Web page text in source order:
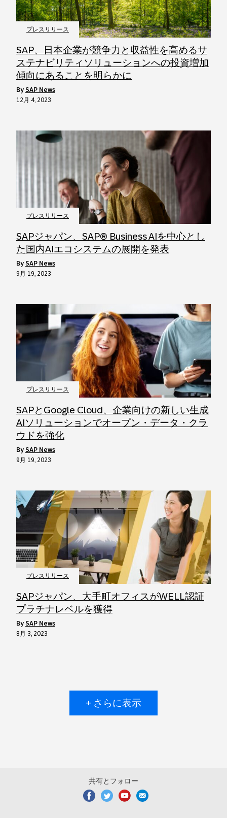
プレスリリース
SAP、日本企業が競争力と収益性を高めるサ
ステナビリティソリューションへの投資増加
傾向にあることを明らかに
by SAP News
12月 4, 2023
プレスリリース
SAPジャパン、SAP® Business AIを中心とし
た国内AIエコシステムの展開を発表
by SAP News
9月 19, 2023
プレスリリース
SAPとGoogle Cloud、企業向けの新しい生成
AIソリューションでオープン・データ・クラ
ウドを強化
by SAP News
9月 19, 2023
プレスリリース
SAPジャパン、大手町オフィスがWELL認証
プラチナレベルを獲得
by SAP News
8月 3, 2023
+ さらに表示
共有とフォロー